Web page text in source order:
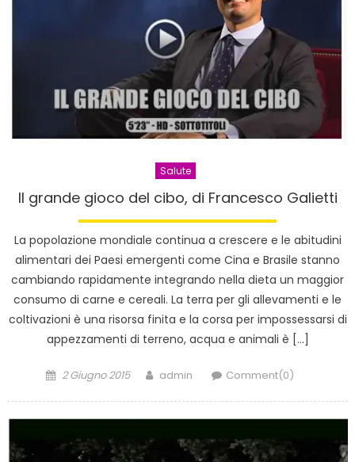
Salute
Il grande gioco del cibo, di Francesco Galietti
La popolazione mondiale continua a crescere e le abitudini
alimentari dei Paesi emergenti come Cina e Brasile stanno
cambiando rapidamente integrando nella dieta un maggior
consumo di carne e cereali. La terra per gli allevamenti e le
coltivazioni è una risorsa finita e la corsa per impossessarsi di
appezzamenti di terreno, acqua e animali è […]
Posted
2 Giugno 2015 Author
admin Comment(0)